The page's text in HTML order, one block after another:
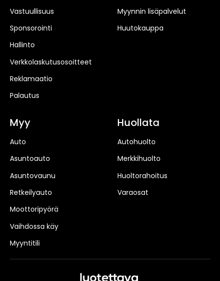
Vastuullisuus
Sponsorointi
Hallinto
Verkkolaskutusosoitteet
Reklamaatio
Palautus
Myynnin lisäpalvelut
Huutokauppa
Myy
Auto
Asuntoauto
Asuntovaunu
Retkeilyauto
Moottoripyörä
Vaihdossa käy
Myyntitili
Huollata
Autohuolto
Merkkihuolto
Huoltorahoitus
Varaosat